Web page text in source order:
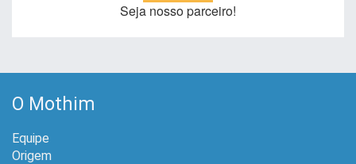
Seja nosso parceiro!
O Mothim
Equipe
Origem